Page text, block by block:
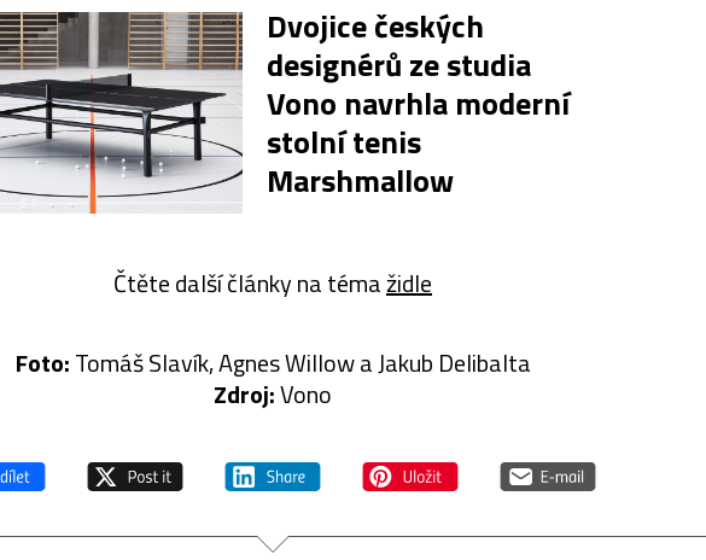
Dvojice českých
designérů ze studia
Vono navrhla moderní
stolní tenis
Marshmallow
Čtěte další články na témažidle
Foto:Tomáš Slavík, Agnes Willow a Jakub Delibalta
Zdroj:Vono